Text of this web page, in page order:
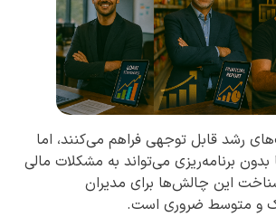
رشد قابل توجهی فراهم می‌کنند، اما
برنامه‌ریزی می‌تواند به مشکلات مالی
این چالش‌ها برای مدیران
و متوسط ضروری است.